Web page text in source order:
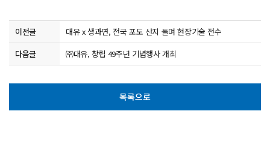
이전글
대유 x 생과연, 전국 포도 산지 돌며 현장기술 전수
다음글
㈜대유, 창립 49주년 기념행사 개최
목록으로